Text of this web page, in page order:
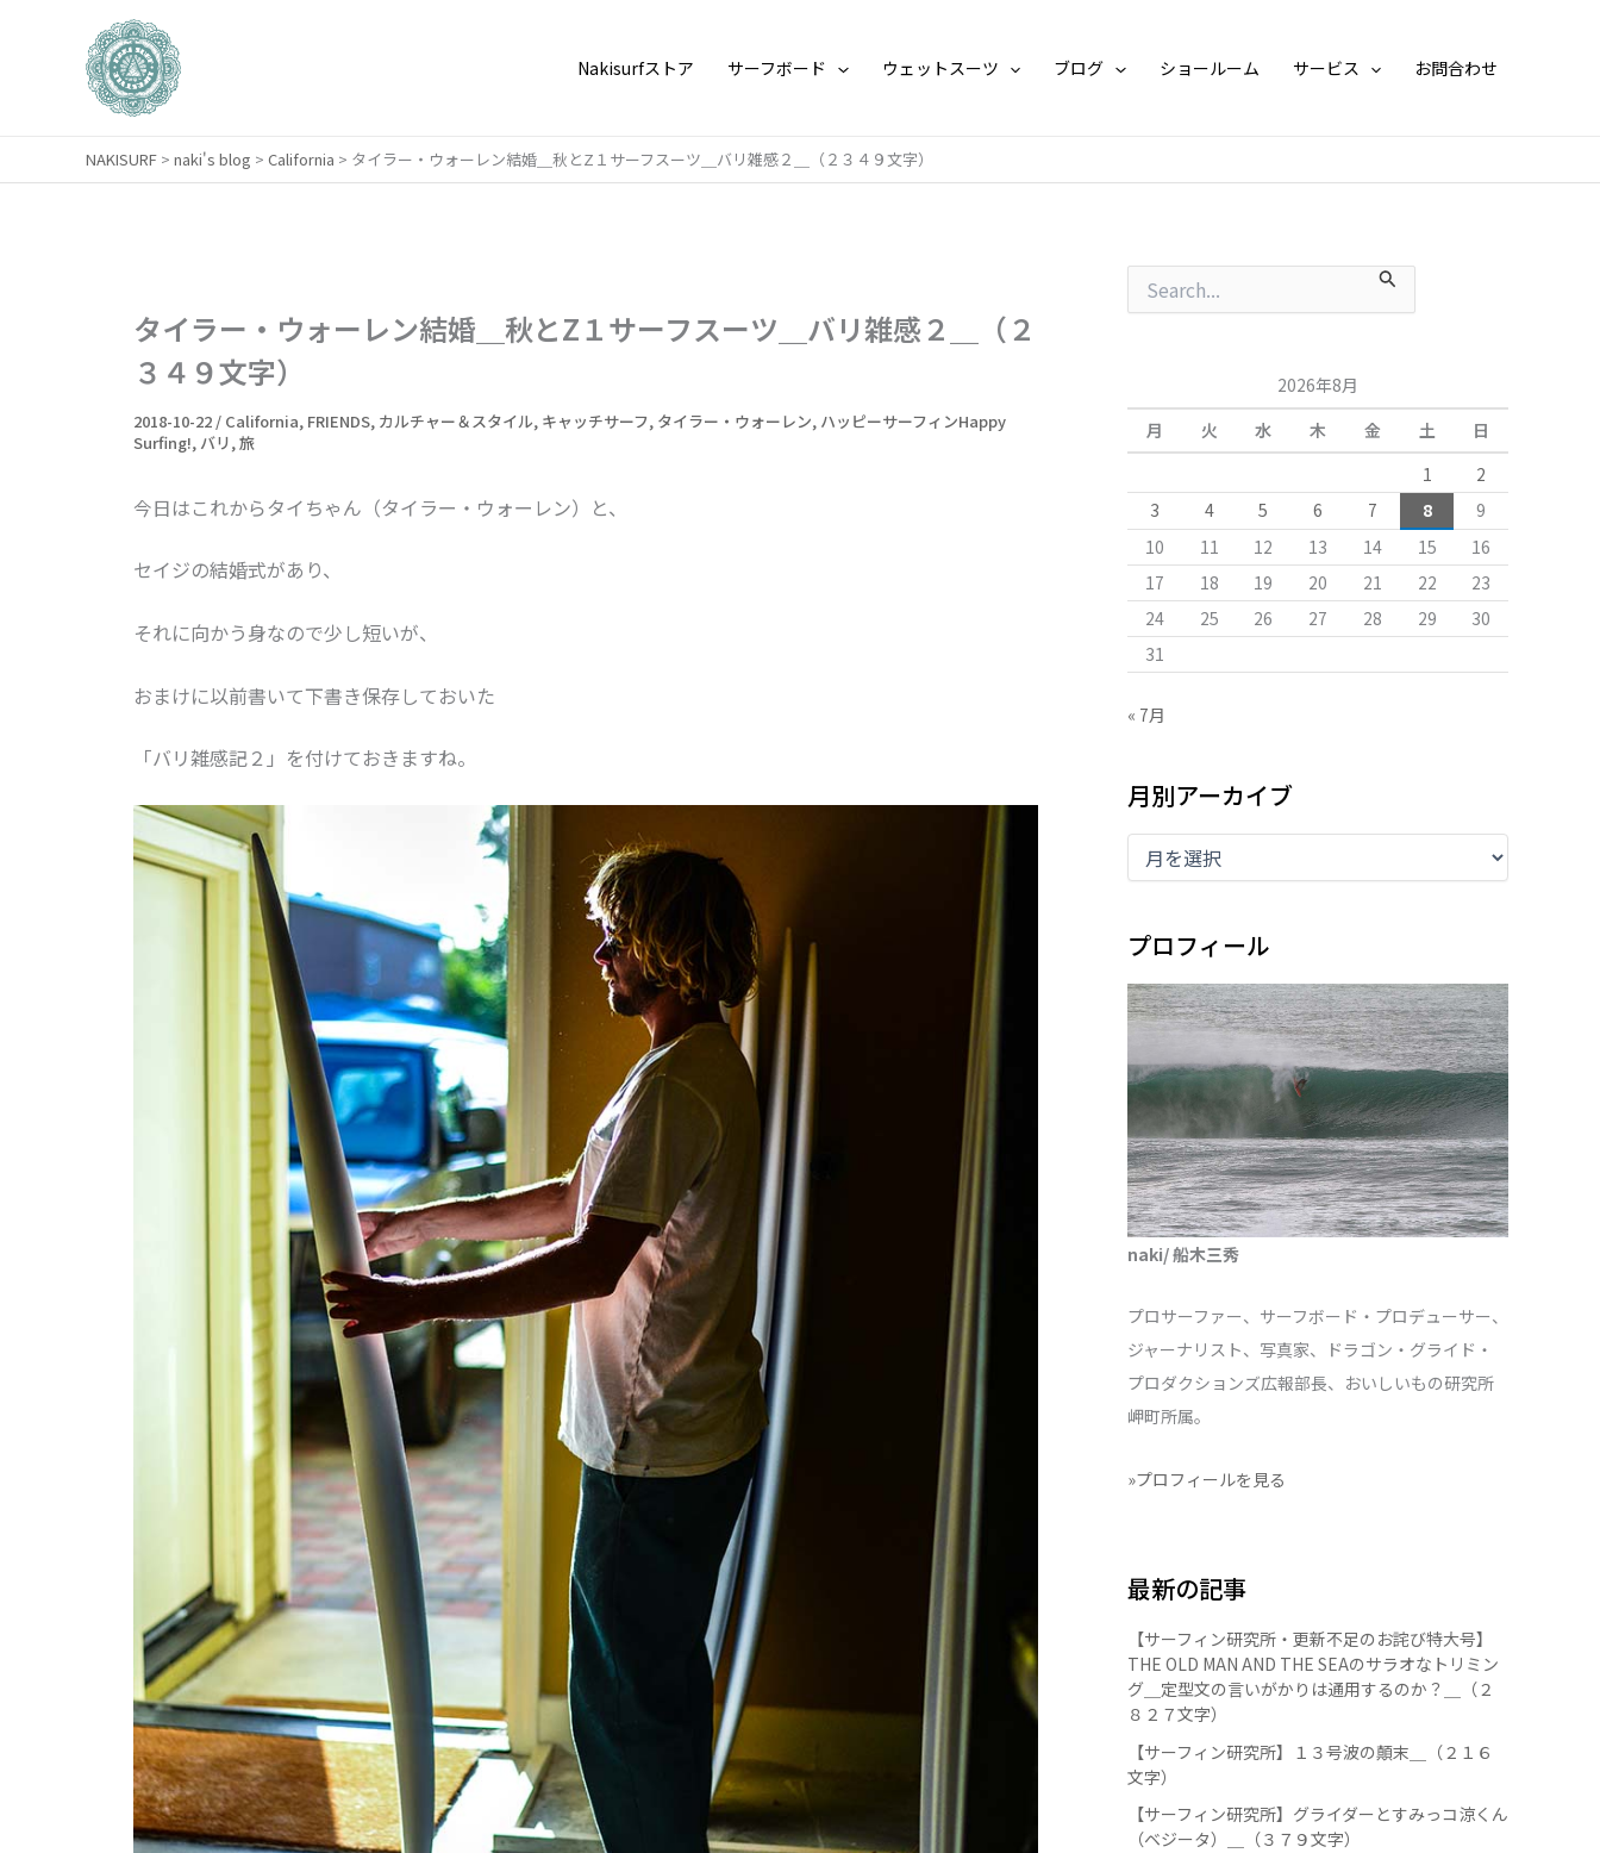
ッ
Nakisurfストア サーフボード ウェットスーツ ブログ ショールーム サービス お問合わせ
NAKISURF > naki's blog > California > タイラー・ウォーレン結婚＿秋とZ１サーフスーツ＿バリ雑感２＿（２３４９文字）
タイラー・ウォーレン結婚＿秋とZ１サーフスーツ＿バリ雑感２＿（２
３４９文字）
2018-10-22 / California, FRIENDS, カルチャー＆スタイル, キャッチサーフ, タイラー・ウォーレン, ハッピーサーフィンHappy
Surfing!, バリ, 旅
今日はこれからタイちゃん（タイラー・ウォーレン）と、
セイジの結婚式があり、
それに向かう身なので少し短いが、
おまけに以前書いて下書き保存しておいた
「バリ雑感記２」を付けておきますね。
2026年8月
月
火 水 木 金 土
日
1
2
3
4 5 6 7 8
9
10
11 12 13 14 15
16
17
18 19 20 21 22
23
24
25 26 27 28 29
30
31
« 7月
月別アーカイブ
プロフィール
naki/ 船木三秀
プロサーファー、サーフボード・プロデューサー、
ジャーナリスト、写真家、ドラゴン・グライド・
プロダクションズ広報部長、おいしいもの研究所
岬町所属。
»プロフィールを見る
最新の記事
【サーフィン研究所・更新不足のお詫び特大号】
THE OLD MAN AND THE SEAのサラオなトリミン
グ＿定型文の言いがかりは通用するのか？＿（２
８２７文字）
【サーフィン研究所】１３号波の顛末＿（２１６
文字）
【サーフィン研究所】グライダーとすみっコ涼くん
（ベジータ）＿（３７９文字）